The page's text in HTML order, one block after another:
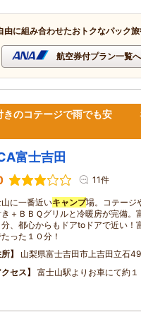
由に組み合わせたおトクなパック
航空券付プラン一覧へ
のコテージで雨でも安
富士吉田
11件
に一番近いキャンプ場。コテージ
＋ＢＢＱグリルと冷暖房が完備。
、都心からもドアtoドアで近い！
った１０分！
山梨県富士吉田市上吉田立石
クセス
富士山駅よりお車にて約１